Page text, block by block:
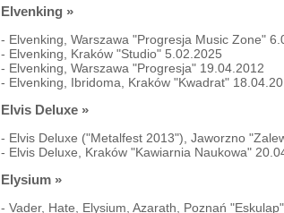
Elvenking »
- Elvenking, Warszawa "Progresja Music Zone"
- Elvenking, Kraków "Studio" 5.02.2025
- Elvenking, Warszawa "Progresja" 19.04.2012
- Elvenking, Ibridoma, Kraków "Kwadrat"
Elvis Deluxe »
- Elvis Deluxe ("Metalfest 2013"), Jaworzno
- Elvis Deluxe, Kraków "Kawiarnia Naukowa"
Elysium »
- Vader, Hate, Elysium, Azarath, Poznań